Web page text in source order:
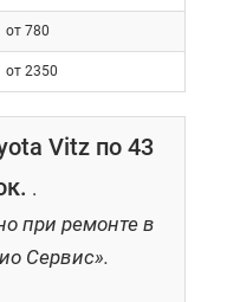
от 780
от 2350
Vitz по 43
.
при ремонте в
Сервис».